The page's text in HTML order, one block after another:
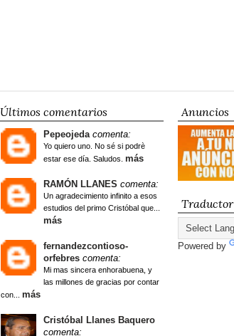
Últimos comentarios
Pepeojeda comenta:
Yo quiero uno. No sé si podrè
estar ese día. Saludos. más
RAMÓN LLANES comenta:
Un agradecimiento infinito a esos
estudios del primo Cristóbal que...
más
fernandezcontioso-
orfebres comenta:
Mi mas sincera enhorabuena, y
las millones de gracias por contar
con... más
Cristóbal Llanes Baquero
comenta:
Anuncios
Traductor
Powered by